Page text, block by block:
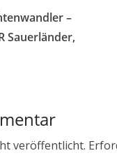
–
Sauerländer,
veröffentlicht.